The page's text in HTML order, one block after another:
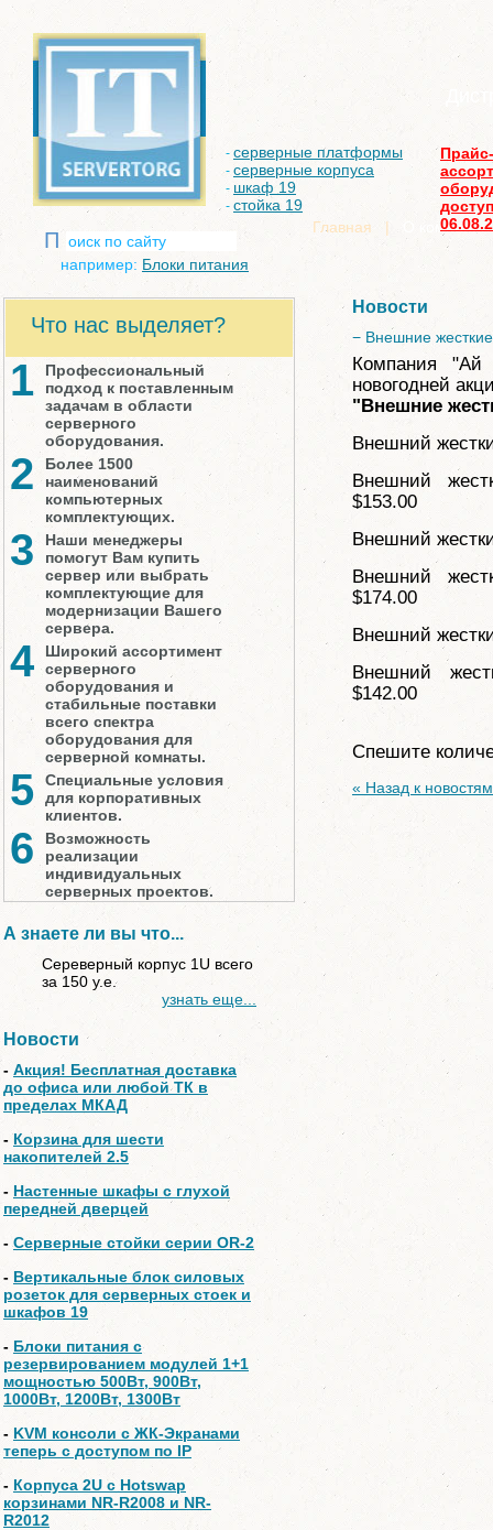
- серверные платформы
- серверные корпуса
- шкаф 19
- стойка 19
П
например: Блоки питания
Главная | О компании
Что нас выделяет?
1
Профессиональный
подход к поставленным
задачам в области
серверного
оборудования.
2
Более 1500
наименований
компьютерных
комплектующих.
3
Наши менеджеры
помогут Вам купить
сервер или выбрать
комплектующие для
модернизации Вашего
сервера.
4
Широкий ассортимент
серверного
оборудования и
стабильные поставки
всего спектра
оборудования для
серверной комнаты.
5
Специальные условия
для корпоративных
клиентов.
6
Возможность
реализации
индивидуальных
серверных проектов.
А знаете ли вы что...
Сереверный корпус 1U всего
за 150 у.е.
узнать еще...
Новости
- Акция! Бесплатная доставка
до офиса или любой ТК в
пределах МКАД
-Корзина для шести
накопителей 2.5
- Настенные шкафы с глухой
передней дверцей
-Серверные стойки серии OR-2
- Вертикальные блок силовых
розеток для серверных стоек и
шкафов 19
- Блоки питания с
резервированием модулей 1+1
мощностью 500Вт, 900Вт,
1000Вт, 1200Вт, 1300Вт
- KVM консоли с ЖК-Экранами
теперь с доступом по IP
- Корпуса 2U с Hotswap
корзинами NR-R2008 и NR-
R2012
Новости
− Внешние
Компания
новогодней
"Внешние
Внешний
Внешний
$153.00
Внешний
Внешний
$174.00
Внешний
Внешний
$142.00
Спешите
« Назад к новостям